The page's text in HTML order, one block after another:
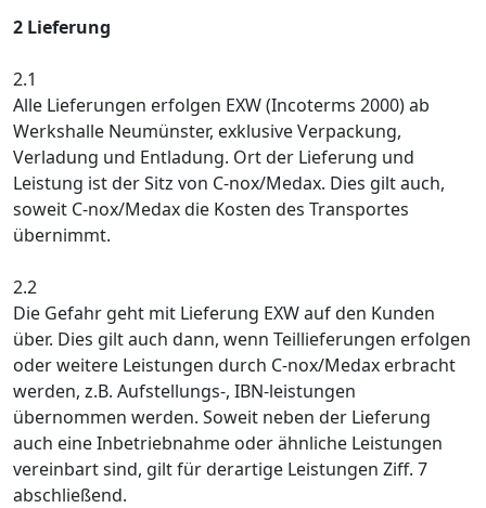
2 Lieferung
2.1
Alle Lieferungen erfolgen EXW (Incoterms 2000) ab
Werkshalle Neumünster, exklusive Verpackung,
Verladung und Entladung. Ort der Lieferung und
Leistung ist der Sitz von C-nox/Medax. Dies gilt auch,
soweit C-nox/Medax die Kosten des Transportes
übernimmt.
2.2
Die Gefahr geht mit Lieferung EXW auf den Kunden
über. Dies gilt auch dann, wenn Teillieferungen erfolgen
oder weitere Leistungen durch C-nox/Medax erbracht
werden, z.B. Aufstellungs-, IBN-leistungen
übernommen werden. Soweit neben der Lieferung
auch eine Inbetriebnahme oder ähnliche Leistungen
vereinbart sind, gilt für derartige Leistungen Ziff. 7
abschließend.